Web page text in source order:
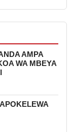
AMPA
WA MBEYA